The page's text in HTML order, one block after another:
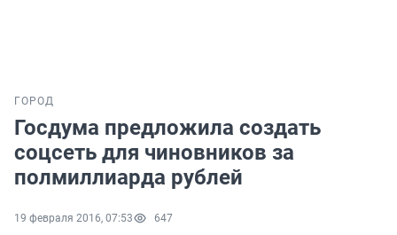
ГОРОД
Госдума предложила создать
соцсеть для чиновников за
полмиллиарда рублей
19 февраля 2016, 07:53 647